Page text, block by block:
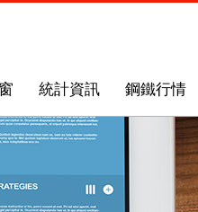
統計資訊 鋼鐵行情